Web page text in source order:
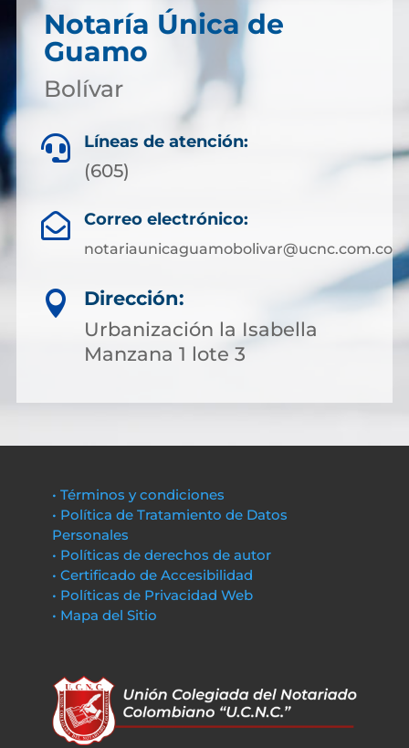
Notaría Única de
Guamo
Bolívar
 Líneas de atención:
(605)
 Correo electrónico:
notariaunicaguamobolivar@ucnc.com.co

Dirección:
Urbanización la Isabella
Manzana 1 lote 3
• Términos y condiciones
• Política de Tratamiento de Datos
Personales
• Políticas de derechos de autor
• Certificado de Accesibilidad
• Políticas de Privacidad Web
• Mapa del Sitio